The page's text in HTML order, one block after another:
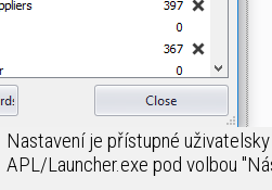
Nastavení je přístupné
APL/Launcher.exe pod volbou